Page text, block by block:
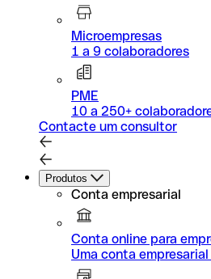
Microempresas
1 a 9 colaboradores
PME
10 a 250+
Contacte um consultor
Produtos
Conta empresarial
Conta online para
Uma conta